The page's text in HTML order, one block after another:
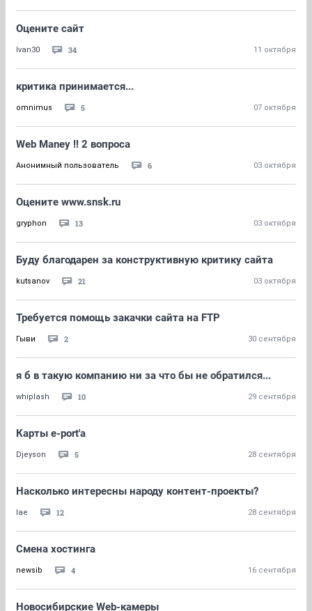
Оцените сайт
Ivan30 34 11 октября
критика принимается...
omnimus 5 07 октября
Web Maney !! 2 вопроса
Анонимный пользователь 6 03 октября
Оцените www.snsk.ru
gryphon 13 03 октября
Буду благодарен за конструктивную критику сайта
kutsanov 21 03 октября
Требуется помощь закачки сайта на FTP
Гыви 2 30 сентября
я б в такую компанию ни за что бы не обратился...
whiplash 10 29 сентября
Карты e-port'a
Djeyson 5 28 сентября
Насколько интересны народу контент-проекты?
lae 12 28 сентября
Смена хостинга
newsib 4 16 сентября
Новосибирские Web-камеры